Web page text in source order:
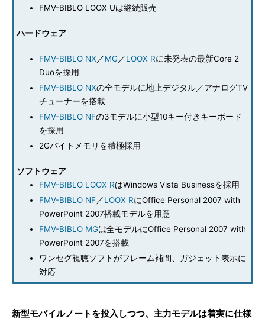
FMV-BIBLO LOOX Uは継続販売
ハードウェア
FMV-BIBLO NX ／MG／LOOX Rに未発表の最新Core 2
Duoを採用
FMV-BIBLO NXの全モデルに地上デジタル／アナログTV
チューナーを搭載
FMV-BIBLO NFの3モデルに小型10キー付きキーボード
を採用
2Gバイトメモリを積極採用
ソフトウェア
FMV-BIBLO LOOX RはWindows Vista Businessを採用
FMV-BIBLO NF ／LOOX RにOffice Personal 2007 with
PowerPoint 2007搭載モデルを用意
FMV-BIBLO MGは全モデルにOffice Personal 2007 with
PowerPoint 2007を搭載
ワンセグ視聴ソフトがフレーム補間、ガジェット表示に
対応
新型モバイルノートを投入しつつ、主力モデルは着実に仕様